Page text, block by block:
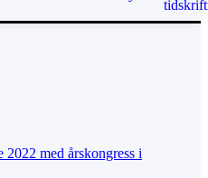
tidskrift
2022 med årskongress i